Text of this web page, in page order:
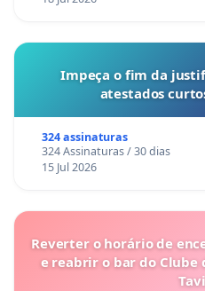
Impeça o fim da
atestados
324 assinaturas
324 Assinaturas / 30 dias
15 Jul 2026
Reverter o horário de
e reabrir o bar do Clube